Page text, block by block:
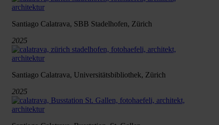
Santiago Calatrava, SBB Stadelhofen, Zürich
2025
Santiago Calatrava, Universitätsbibliothek, Zürich
2025